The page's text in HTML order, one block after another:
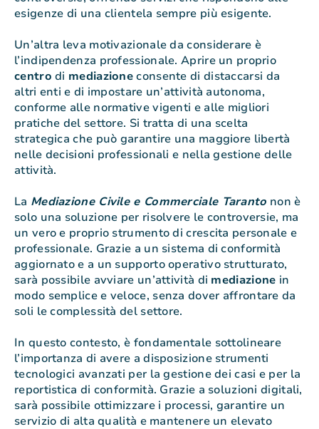
esigenze di una clientela sempre più esigente.
Un’altra leva motivazionale da considerare è
l’indipendenza professionale. Aprire un proprio
centro di mediazioneconsente di distaccarsi da
altri enti e di impostare un’attività autonoma,
conforme alle normative vigenti e alle migliori
pratiche del settore. Si tratta di una scelta
strategica che può garantire una maggiore libertà
nelle decisioni professionali e nella gestione delle
attività.
La Mediazione Civile e Commerciale Taranto non è
solo una soluzione per risolvere le controversie, ma
un vero e proprio strumento di crescita personale e
professionale. Grazie a un sistema di conformità
aggiornato e a un supporto operativo strutturato,
sarà possibile avviare un’attività di mediazione in
modo semplice e veloce, senza dover affrontare da
soli le complessità del settore.
In questo contesto, è fondamentale sottolineare
l’importanza di avere a disposizione strumenti
tecnologici avanzati per la gestione dei casi e per la
reportistica di conformità. Grazie a soluzioni digitali,
sarà possibile ottimizzare i processi, garantire un
servizio di alta qualità e mantenere un elevato